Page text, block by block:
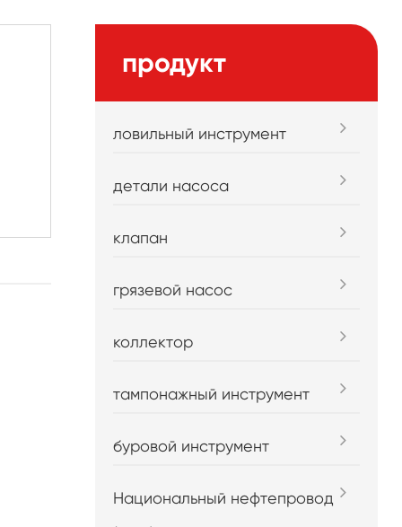
продукт
ловильный инструмент
детали насоса
клапан
грязевой насос
коллектор
тампонажный инструмент
буровой инструмент
Национальный нефтепровод